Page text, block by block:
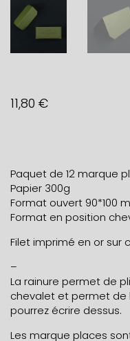
11,80 €
Paquet de 12 marque
Papier 300g
Format ouvert 90*100
Format en position
Filet imprimé en or sur
–
La rainure permet de
chevalet et permet de
pourrez écrire dessus.
Les marque places